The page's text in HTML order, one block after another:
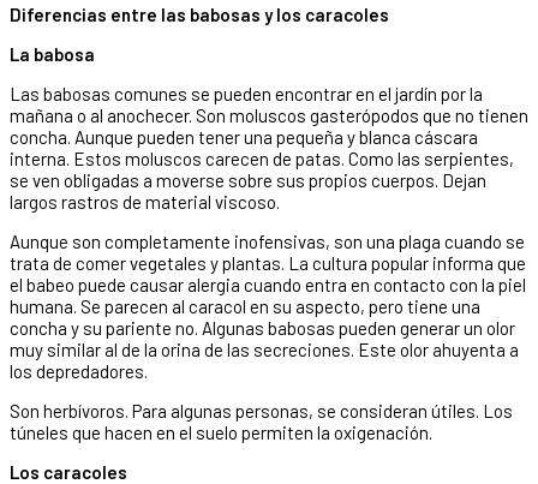
Diferencias entre las babosas y los caracoles
La babosa
Las babosas comunes se pueden encontrar en el jardín por la
mañana o al anochecer. Son moluscos gasterópodos que no tienen
concha. Aunque pueden tener una pequeña y blanca cáscara
interna. Estos moluscos carecen de patas. Como las serpientes,
se ven obligadas a moverse sobre sus propios cuerpos. Dejan
largos rastros de material viscoso.
Aunque son completamente inofensivas, son una plaga cuando se
trata de comer vegetales y plantas. La cultura popular informa que
el babeo puede causar alergia cuando entra en contacto con la piel
humana. Se parecen al caracol en su aspecto, pero tiene una
concha y su pariente no. Algunas babosas pueden generar un olor
muy similar al de la orina de las secreciones. Este olor ahuyenta a
los depredadores.
Son herbívoros. Para algunas personas, se consideran útiles. Los
túneles que hacen en el suelo permiten la oxigenación.
Los caracoles